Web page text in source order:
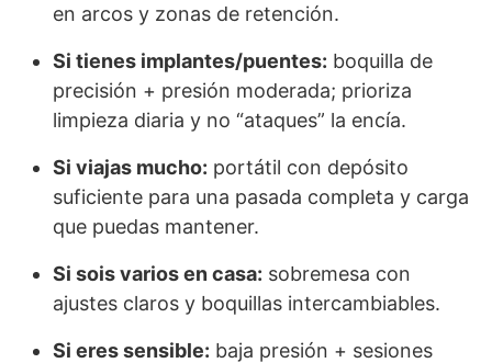
en arcos y zonas de retención.
Si tienes implantes/puentes: boquilla de
precisión + presión moderada; prioriza
limpieza diaria y no “ataques” la encía.
Si viajas mucho: portátil con depósito
suficiente para una pasada completa y carga
que puedas mantener.
Si sois varios en casa: sobremesa con
ajustes claros y boquillas intercambiables.
Si eres sensible: baja presión + sesiones